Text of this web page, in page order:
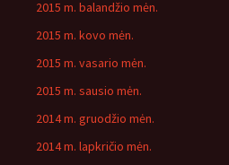
2015 m. balandžio mėn.
2015 m. kovo mėn.
2015 m. vasario mėn.
2015 m. sausio mėn.
2014 m. gruodžio mėn.
2014 m. lapkričio mėn.